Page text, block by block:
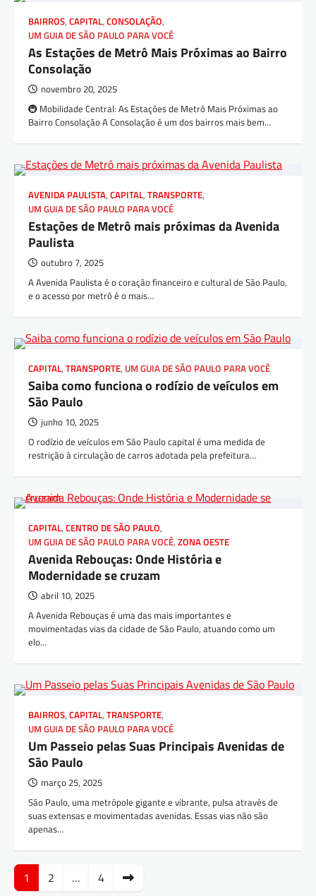
BAIRROS, CAPITAL, CONSOLAÇÃO,
UM GUIA DE SÃO PAULO PARA VOCÊ
As Estações de Metrô Mais Próximas ao Bairro
Consolação
novembro 20, 2025
🚇 Mobilidade Central: As Estações de Metrô Mais Próximas ao
Bairro Consolação A Consolação é um dos bairros mais bem…
AVENIDA PAULISTA, CAPITAL, TRANSPORTE,
UM GUIA DE SÃO PAULO PARA VOCÊ
Estações de Metrô mais próximas da Avenida
Paulista
outubro 7, 2025
A Avenida Paulista é o coração financeiro e cultural de São Paulo,
e o acesso por metrô é o mais…
CAPITAL, TRANSPORTE, UM GUIA DE SÃO PAULO PARA VOCÊ
Saiba como funciona o rodízio de veículos em
São Paulo
junho 10, 2025
O rodízio de veículos em São Paulo capital é uma medida de
restrição à circulação de carros adotada pela prefeitura…
CAPITAL, CENTRO DE SÃO PAULO,
UM GUIA DE SÃO PAULO PARA VOCÊ, ZONA OESTE
Avenida Rebouças: Onde História e
Modernidade se cruzam
abril 10, 2025
A Avenida Rebouças é uma das mais importantes e
movimentadas vias da cidade de São Paulo, atuando como um
elo…
BAIRROS, CAPITAL, TRANSPORTE,
UM GUIA DE SÃO PAULO PARA VOCÊ
Um Passeio pelas Suas Principais Avenidas de
São Paulo
março 25, 2025
São Paulo, uma metrópole gigante e vibrante, pulsa através de
suas extensas e movimentadas avenidas. Essas vias não são
apenas…
Navegação
1 2 … 4